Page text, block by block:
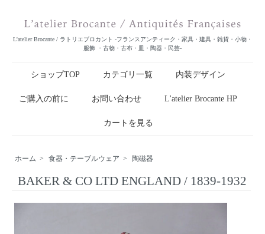
L'atelier Brocante / ラトリエブロカント -フランスアンティーク・家具・建具・雑貨・小物・
服飾 ・古物・古布・皿・陶器・民芸-
ショップTOP カテゴリ一覧 内装デザイン
ご購入の前に お問い合わせ L'atelier Brocante HP
カートを見る
ホーム > 食器・テーブルウェア > 陶磁器
BAKER & CO LTD ENGLAND / 1839-1932